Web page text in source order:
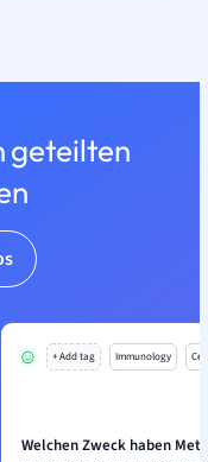
geteilten
+ Add tag Immunology
Welchen Zweck haben